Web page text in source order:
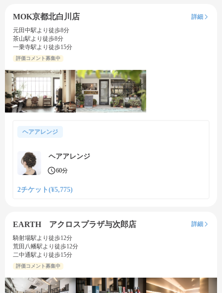
MOK京都北白川店
詳細
元田中駅より徒歩8分
茶山駅より徒歩8分
一乗寺駅より徒歩15分
評価コメント募集中
ヘアアレンジ
ヘアアレンジ
60分
2チケット(¥5,775)
EARTH アクロスプラザ与次郎店
詳細
騎射場駅より徒歩12分
荒田八幡駅より徒歩12分
二中通駅より徒歩15分
評価コメント募集中